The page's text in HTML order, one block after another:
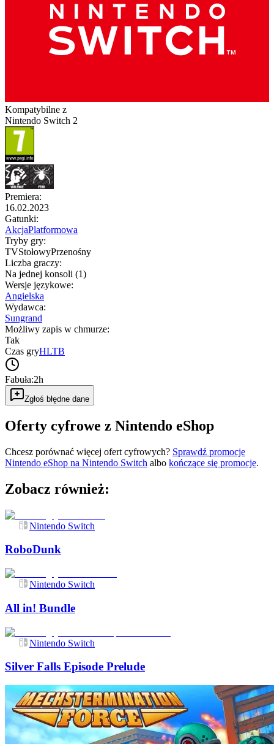
Kompatybilne z
Nintendo Switch 2
Premiera:
16.02.2023
Gatunki:
AkcjaPlatformowa
Tryby gry:
TVStołowyPrzenośny
Liczba graczy:
Na jednej konsoli (1)
Wersje językowe:
Angielska
Wydawca:
Sungrand
Możliwy zapis w chmurze:
Tak
Czas gryHLTB
Fabuła:2h
Zgłoś błędne dane
Oferty cyfrowe z Nintendo eShop
Chcesz porównać więcej ofert cyfrowych? Sprawdź promocje
Nintendo eShop na Nintendo Switch albo kończące się promocje.
Zobacz również:
Nintendo Switch
RoboDunk
Nintendo Switch
All in! Bundle
Nintendo Switch
Silver Falls Episode Prelude